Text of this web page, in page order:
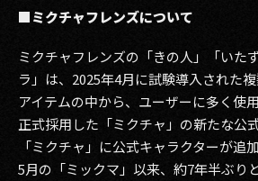
2019
2018
2017
2016
2015
■ミクチャフレンズについて
ミクチャフレンズの「きの人」「いた
ラ」は、2025年4月に試験導入された
アイテムの中から、ユーザーに多く使
正式採用した「ミクチャ」の新たな公
「ミクチャ」に公式キャラクターが追
5月の「ミックマ」以来、約7年半ぶり